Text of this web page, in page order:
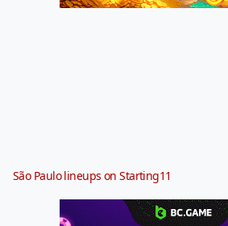
São Paulo lineups on Starting11